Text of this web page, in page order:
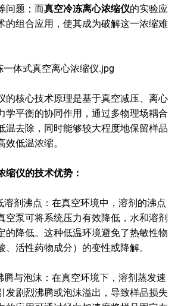
问题；而真空冷冻离心浓缩仪的实验应
的组合应用，使其成为破解这一浓缩难
核心技术原理是基于真空减压、离心
学平衡的协同作用，通过多物理场耦合
温去除，同时能够较大程度地保留样品
低温浓缩。
仪的技术优势：
剂沸点：在真空环境中，溶剂的沸点
空泵可将系统压力有效降低，水和溶剂
的降低。这种低温环境避免了热敏性物
、活性药物成分）的变性或降解。
与泡沫：在真空环境下，溶剂蒸发速
发剧烈沸腾或泡沫溢出，导致样品损失